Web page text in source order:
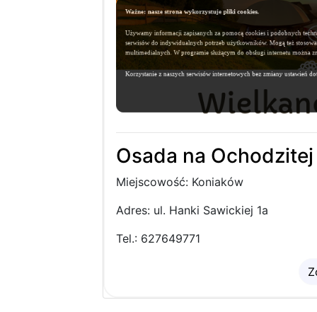
Osada na
Miejscowość: Koniaków
Adres: ul. Hanki Sawickiej 1a
Tel.: 627649771